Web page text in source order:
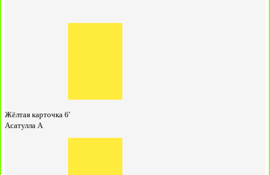
Жёлтая карточка 6'
Асатулла А